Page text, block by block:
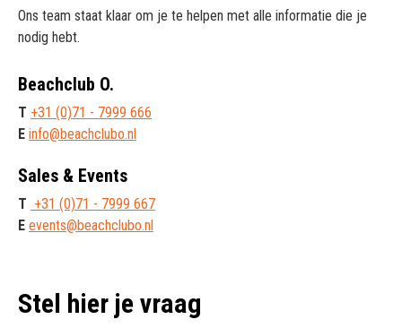
Ons team staat klaar om je te helpen met alle informatie die je
nodig hebt.
Beachclub O.
T +31 (0)71 - 7999 666
E info@beachclubo.nl
Sales & Events
T +31 (0)71 - 7999 667
E events@beachclubo.nl
Stel hier je vraag